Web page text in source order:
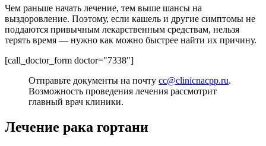
Чем раньше начать лечение, тем выше шансы на
выздоровление. Поэтому, если кашель и другие симптомы не
поддаются привычным лекарственным средствам, нельзя
терять время — нужно как можно быстрее найти их причину.
[call_doctor_form doctor="7338"]
Отправьте документы на почту cc@clinicnacpp.ru.
Возможность проведения лечения рассмотрит
главный врач клиники.
Лечение рака гортани